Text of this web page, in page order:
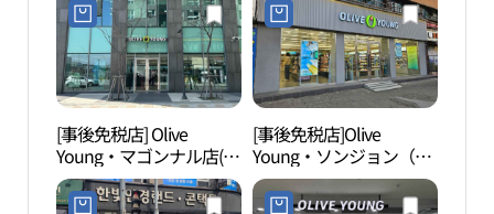
[事後免税店] Olive
Young・マゴンナル店(올
리브영 마곡나루역점)
[事後免税店]Olive
Young・ソンジョン（松
亭）駅店(올리브영 송정
역점)